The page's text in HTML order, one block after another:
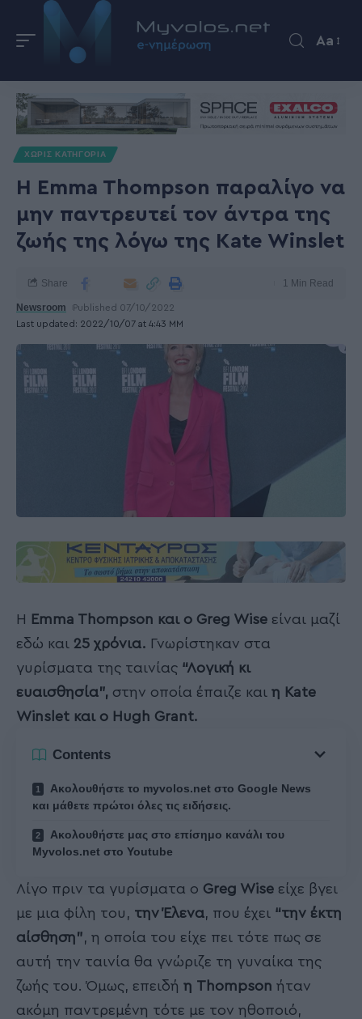
Aa
ΧΩΡΊΣ ΚΑΤΗΓΟΡΊΑ
Η Emma Thompson παραλίγο να
μην παντρευτεί τον άντρα της
ζωής της λόγω της Κate Winslet
Last updated: 2022/10/07 at 4:43 ΜΜ
Newsroom Published 07/10/2022
Share 1 Min Read
Η Emma Thompson και ο Greg Wise είναι μαζί
εδώ και 25 χρόνια. Γνωρίστηκαν στα
γυρίσματα της ταινίας “Λογική κι
ευαισθησία”, στην οποία έπαιζε και η Κate
Winslet και ο Hugh Grant.
Contents
Ακολουθήστε το myvolos.net στο Google News
και μάθετε πρώτοι όλες τις ειδήσεις.
Ακολουθήστε μας στο επίσημο κανάλι του
Myvolos.net στο Youtube
Λίγο πριν τα γυρίσματα ο Greg Wise είχε βγει
με μια φίλη του, την Έλενα, που έχει “την έκτη
αίσθηση”, η οποία του είχε πει τότε πως σε
αυτή την ταινία θα γνώριζε τη γυναίκα της
ζωής του. Όμως, επειδή η Τhompson ήταν
ακόμη παντρεμένη τότε με τον ηθοποιό,